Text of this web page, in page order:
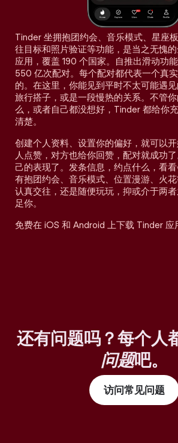
Tinder 坐拥抱团约会、音乐模式、星座
往目标和照片验证等功能，是当之无愧
应用，覆盖 190 个国家。自推出滑动功
550 亿次配对。每个配对都代表一个真
的。在这里，你能见到平时不太可能遇见
旅行搭子，或是一段慢热的关系。不管
么，或者自己都没想好，Tinder 都给你
清楚。
创建个人资料、设置你的偏好，就可以
人点赞，对方也给你回赞，配对就成功
己的表现了。发条信息，约点什么，看
有抱团约会、音乐模式、位置漫游、火
认真交往，还是随便玩玩，抑或介于两
足你。
免费在 iOS 和 Android 上下载 Tinder 应
还有问题吗？每个人
问题吧。
访问常见问题